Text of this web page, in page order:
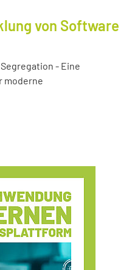
von Software
- Eine
moderne